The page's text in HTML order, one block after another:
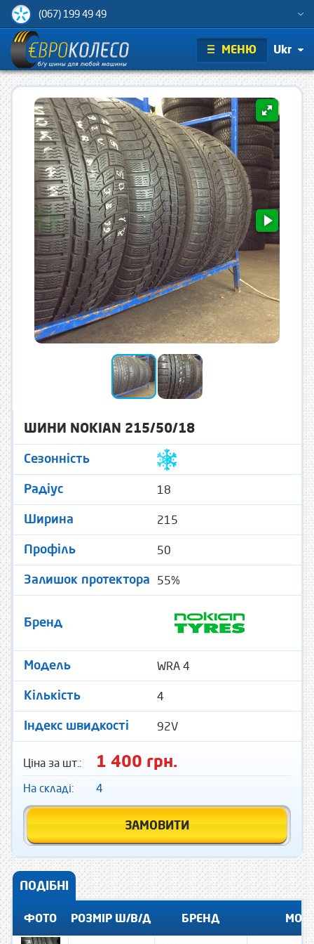
(067) 199 49 49
МЕНЮ Ukr
ШИНИ NOKIAN 215/50/18
Сезонність
Радіус 18
Ширина 215
Профіль 50
Залишок протектора 55%
Бренд
Модель WRA 4
Кількість 4
Індекс швидкості 92V
Ціна за шт.: 1 400 грн.
На складі: 4
ЗАМОВИТИ
ПОДІБНІ
ФОТО РОЗМІР Ш/В/Д БРЕНД